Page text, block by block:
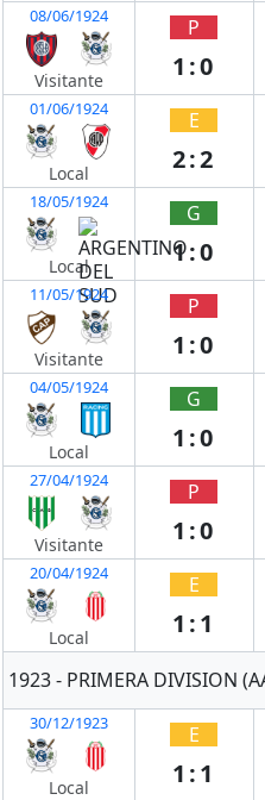
08/06/1924
Visitante
P
1:0
01/06/1924
Local
E
2:2
18/05/1924
Local
G
1:0
11/05/1924
Visitante
P
1:0
04/05/1924
Local
G
1:0
27/04/1924
Visitante
P
1:0
20/04/1924
Local
E
1:1
1923 - PRIMERA DIVISION
30/12/1923
Local
E
1:1